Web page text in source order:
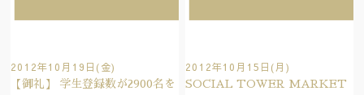
2012年10月19日(金)
【御礼】 学生登録数が2900名を
2012年10月15日(月)
SOCIAL TOWER MARKET